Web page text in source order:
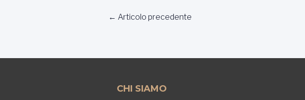
Navigazione
← Articolo precedente
CHI SIAMO